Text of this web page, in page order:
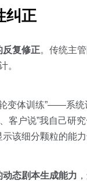
纠正
反复修正。传统主
。
体训练”——系统
客户说”我自己研
该细分颗粒的能力
态剧本生成能力